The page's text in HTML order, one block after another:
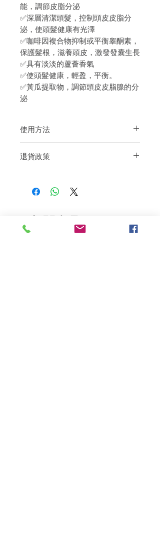
能，調節皮脂分泌
✅深層清潔頭髮，控制頭皮皮脂分
泌，使頭髮健康有光澤
✅咖啡因複合物抑制或平衡睾酮素，
保護髮根，滋養頭皮，激發發囊生長
✅具有淡淡的蘆薈香氣
✅使頭髮健康，輕盈，平衡。
✅黃瓜提取物，調節頭皮皮脂腺的分
泌
使用方法
衡分布每一根髮絲及頭皮上，然後沖水
退貨政策
到我們的產品後的前7天內通過電子郵件
相關產品